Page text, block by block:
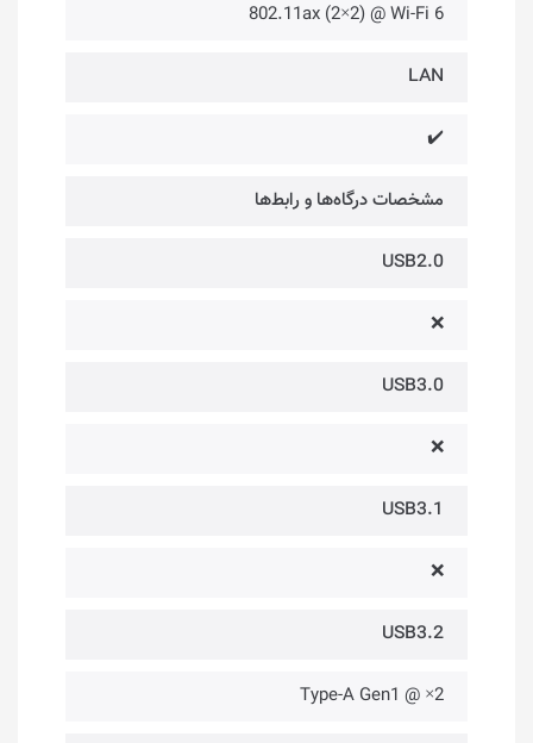
802.11ax (2×2) @ Wi-Fi 6
LAN
✔️
مشخصات درگاه‌ها و رابط‌ها
USB2.0
❌
USB3.0
❌
USB3.1
❌
USB3.2
2× @ Type-A Gen1